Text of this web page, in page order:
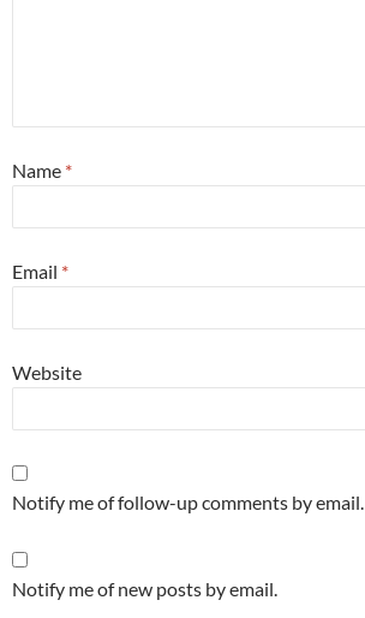
Name *
Email *
Website
Notify me of follow-up comments by email.
Notify me of new posts by email.